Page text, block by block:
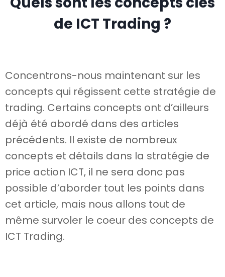
de ICT Trading ?
Concentrons-nous maintenant sur les
concepts qui régissent cette stratégie de
trading. Certains concepts ont d’ailleurs
déjà été abordé dans des articles
précédents. Il existe de nombreux
concepts et détails dans la stratégie de
price action ICT, il ne sera donc pas
possible d’aborder tout les points dans
cet article, mais nous allons tout de
même survoler le coeur des concepts de
ICT Trading.